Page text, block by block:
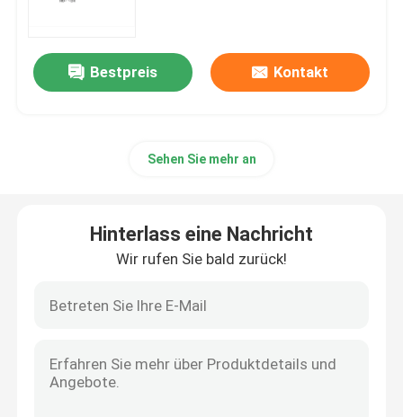
Oligo-Synthese-Reagenzien
Bestpreis Kontakt
Sehen Sie mehr an
Hinterlass eine Nachricht
Wir rufen Sie bald zurück!